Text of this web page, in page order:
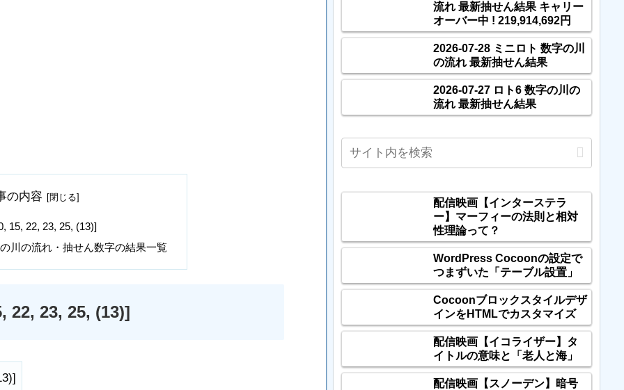
の内容
15, 22, 23, 25, (13)]
川の流れ・抽せん数字の結果一覧
22, 23, 25, (13)]
]
流れ 最新抽せん結果 キャリー
オーバー中 ! 219,914,692円
2026-07-28 ミニロト 数字の川
の流れ 最新抽せん結果
2026-07-27 ロト6 数字の川の
流れ 最新抽せん結果
配信映画【インターステラ
ー】マーフィーの法則と相対
性理論って？
WordPress Cocoonの設定で
つまずいた「テーブル設置」
Cocoonブロックスタイルデザ
インをHTMLでカスタマイズ
配信映画【イコライザー】タ
イトルの意味と「老人と海」
配信映画【スノーデン】暗号